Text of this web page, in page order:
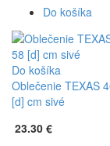
Do košíka
Do košíka
Oblečenie TEXAS
[d] cm sivé
23.30 €